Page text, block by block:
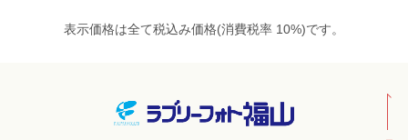
表示価格は全て税込み価格(消費税率 10%)です。